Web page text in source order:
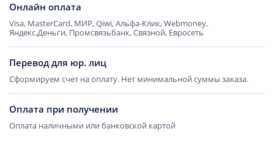
Онлайн оплата
Visa, MasterCard, МИР, Qiwi, Альфа-Клик, Webmoney,
Яндекс.Деньги, Промсвязьбанк, Связной, Евросеть
Перевод для юр. лиц
Сформируем счет на оплату. Нет минимальной суммы заказа.
Оплата при получении
Оплата наличными или банковской картой